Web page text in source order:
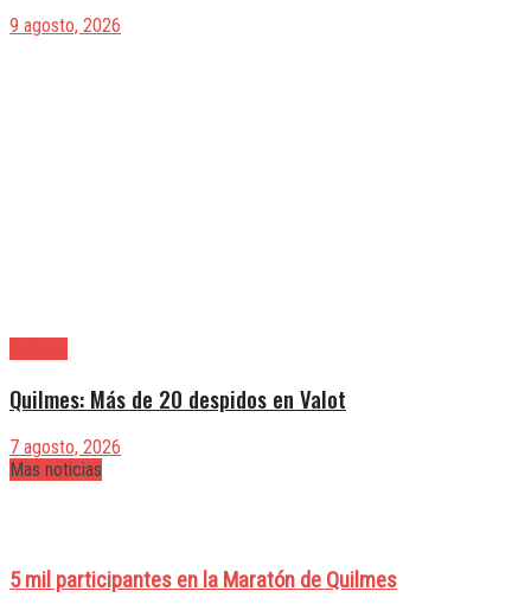
9 agosto, 2026
Quilmes: Más de 20 despidos en Valot
7 agosto, 2026
Mas noticias
5 mil participantes en la Maratón de Quilmes